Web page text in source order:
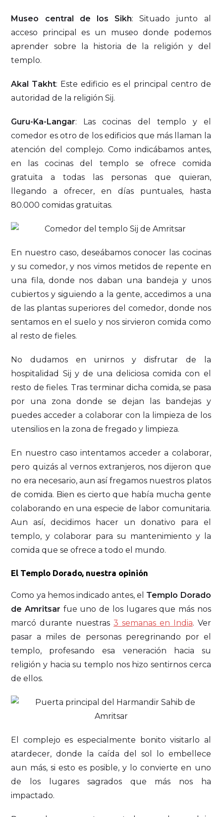
Museo central de los Sikh: Situado junto al
acceso principal es un museo donde podemos
aprender sobre la historia de la religión y del
templo.
Akal Takht: Este edificio es el principal centro de
autoridad de la religión Sij.
Guru-Ka-Langar: Las cocinas del templo y el
comedor es otro de los edificios que más llaman la
atención del complejo. Como indicábamos antes,
en las cocinas del templo se ofrece comida
gratuita a todas las personas que quieran,
llegando a ofrecer, en días puntuales, hasta
80.000 comidas gratuitas.
En nuestro caso, deseábamos conocer las cocinas
y su comedor, y nos vimos metidos de repente en
una fila, donde nos daban una bandeja y unos
cubiertos y siguiendo a la gente, accedimos a una
de las plantas superiores del comedor, donde nos
sentamos en el suelo y nos sirvieron comida como
al resto de fieles.
No dudamos en unirnos y disfrutar de la
hospitalidad Sij y de una deliciosa comida con el
resto de fieles. Tras terminar dicha comida, se pasa
por una zona donde se dejan las bandejas y
puedes acceder a colaborar con la limpieza de los
utensilios en la zona de fregado y limpieza.
En nuestro caso intentamos acceder a colaborar,
pero quizás al vernos extranjeros, nos dijeron que
no era necesario, aun así fregamos nuestros platos
de comida. Bien es cierto que había mucha gente
colaborando en una especie de labor comunitaria.
Aun así, decidimos hacer un donativo para el
templo, y colaborar para su mantenimiento y la
comida que se ofrece a todo el mundo.
El Templo Dorado, nuestra opinión
Como ya hemos indicado antes, el Templo Dorado
de Amritsar fue uno de los lugares que más nos
marcó durante nuestras3 semanas en India. Ver
pasar a miles de personas peregrinando por el
templo, profesando esa veneración hacia su
religión y hacia su templo nos hizo sentirnos cerca
de ellos.
El complejo es especialmente bonito visitarlo al
atardecer, donde la caída del sol lo embellece
aun más, si esto es posible, y lo convierte en uno
de los lugares sagrados que más nos ha
impactado.